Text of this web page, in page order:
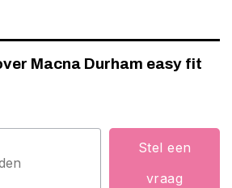
Macna Durham easy fit
Stel een
vraag